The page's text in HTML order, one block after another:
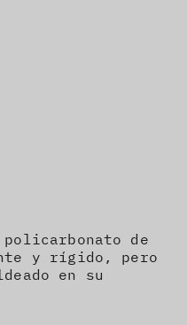
policarbonato de
y rígido, pero
en su